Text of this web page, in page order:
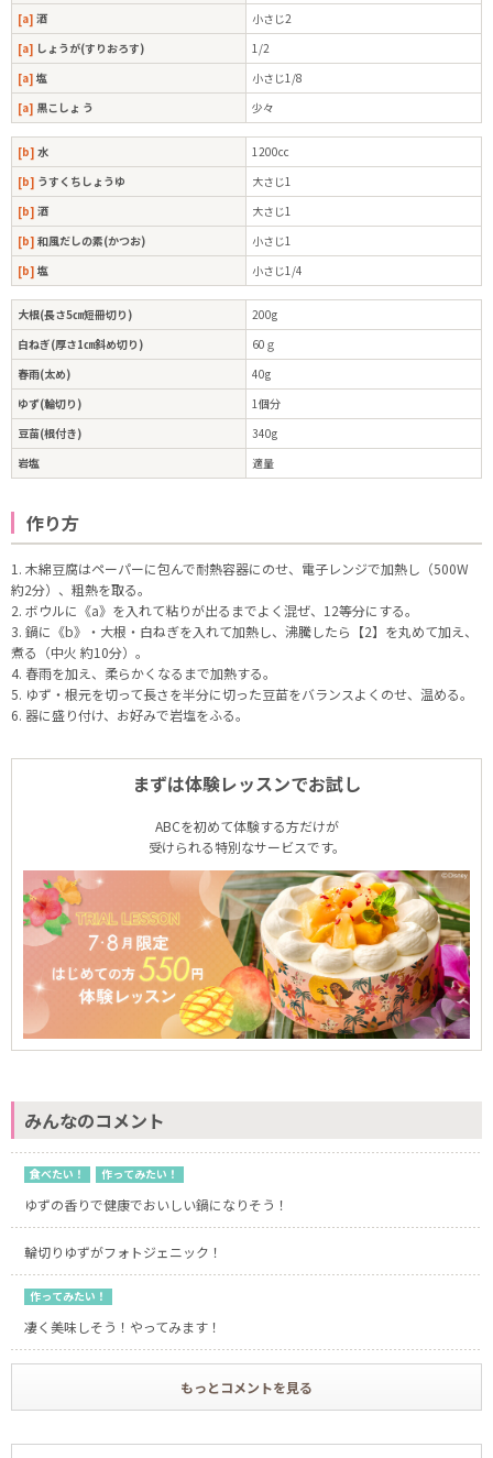
[a] 酒
小さじ2
[a] しょうが(すりおろす)
1/2
[a] 塩
小さじ1/8
[a] 黒こしょ う 少々
[b] 水
1200cc
[b] うすくちしょうゆ
大さじ1
[b] 酒
大さじ1
[b] 和風だしの素(かつお)
小さじ1
[b] 塩 小さじ1/4
大根(長さ5㎝短冊切り)
200g
白ねぎ(厚さ1㎝斜め切り)
60ｇ
春雨(太め)
40g
ゆず(輪切り)
1個分
豆苗(根付き)
340g
岩塩
適量
作り方
1. 木綿豆腐はペーパーに包んで耐熱容器にのせ、電子レンジで加熱し（500W
約2分）、粗熱を取る。
2. ボウルに《a》を入れて粘りが出るまでよく混ぜ、12等分にする。
3. 鍋に《b》・大根・白ねぎを入れて加熱し、沸騰したら【2】を丸めて加え、
煮る（中火 約10分）。
4. 春雨を加え、柔らかくなるまで加熱する。
5. ゆず・根元を切って長さを半分に切った豆苗をバランスよくのせ、温める。
6. 器に盛り付け、お好みで岩塩をふる。
まずは体験レッスンでお試し
ABCを初めて体験する方だけが
受けられる特別なサービスです。
みんなのコメント
食べたい！ 作ってみたい！
ゆずの香りで健康でおいしい鍋になりそう！
輪切りゆずがフォトジェニック！
作ってみたい！
凄く美味しそう！やってみます！
もっとコメントを見る